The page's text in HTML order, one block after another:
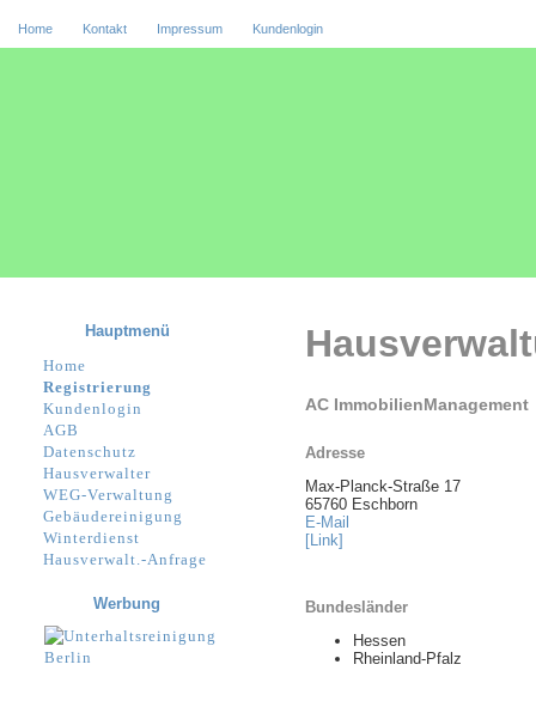
Home Kontakt Impressum Kundenlogin
AC ImmobilienManagement
Adresse
Max-Planck-Straße 17
65760 Eschborn
E-Mail
[Link]
Bundesländer
Hessen
Rheinland-Pfalz
Hauptmenü
Home
Registrierung
Kundenlogin
AGB
Datenschutz
Hausverwalter
WEG-Verwaltung
Gebäudereinigung
Winterdienst
Hausverwalt.-Anfrage
Werbung